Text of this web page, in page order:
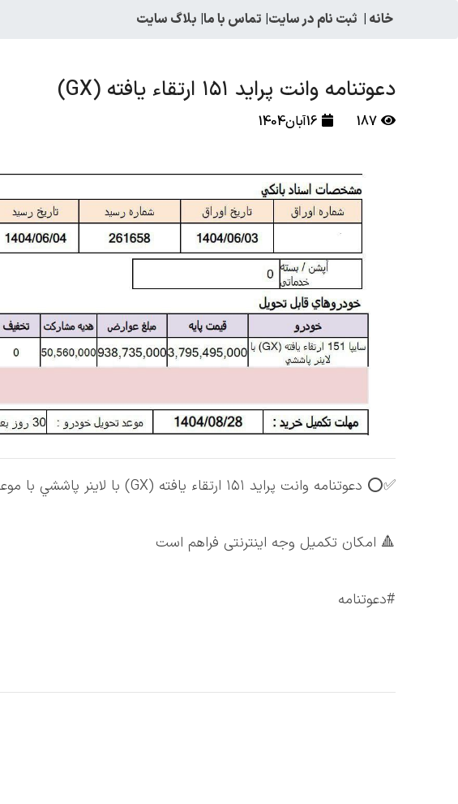
خانه | ثبت نام در سایت| تماس با ما| بلاگ سایت
دعوتنامه وانت پراید ۱۵۱ ارتقاء يافته (GX)
187 16آبان1404
✅⭕️ دعوتنامه وانت پراید ۱۵۱ ارتقاء يافته (GX) با لاينر پاششي با موعد تحویل آذرماه 1404 صادر گردید ⭕️
🔺 امکان تکمیل وجه اینترنتی فراهم است
#دعوتنامه